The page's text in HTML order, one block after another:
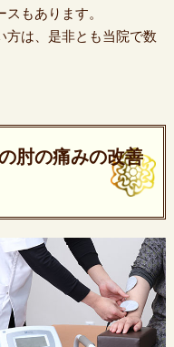
もあります。
方は、是非とも当院で数
肘の痛みの改善